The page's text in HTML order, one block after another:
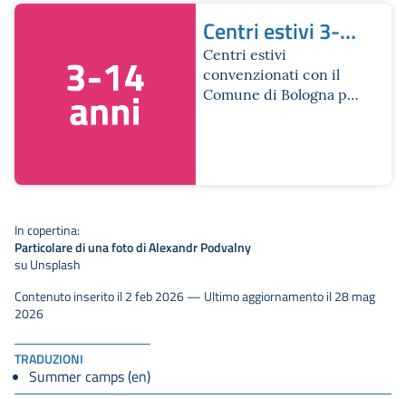
TRADUZIONI
Summer camps (en)
Centri estivi 3-
14 anni
Centri estivi
convenzionati con il
Comune di Bologna per
In copertina:
Particolare di una foto di Alexandr Podvalny
su Unsplash
Contenuto inserito il 2 feb 2026 — Ultimo aggiornamento il 28 mag
2026